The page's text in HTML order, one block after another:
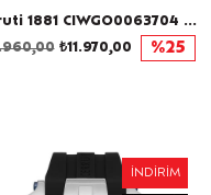
Cerruti 1881 CIWGO0063704 Erkek Kol Saati
₺11.970,00 %25
İNDIRIM